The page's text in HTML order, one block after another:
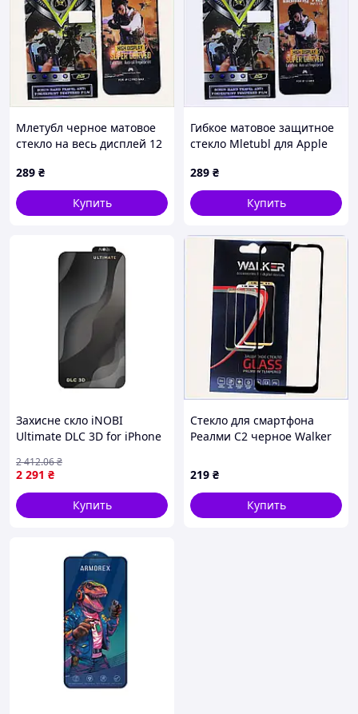
Млетубл черное матовое
стекло на весь дисплей 12
289 ₴
Купить
Гибкое матовое защитное
стекло Mletubl для Apple
T59C4429
289 ₴
Купить
Захисне скло iNOBI
Ultimate DLC 3D for iPhone
2 291 ₴
2 412.06₴
Купить
Стекло для смартфона
Реалми С2 черное Walker
219 ₴
Купить